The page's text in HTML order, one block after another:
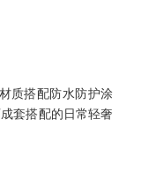
质搭配防水防护涂
套搭配的日常轻奢